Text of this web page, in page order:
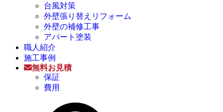
台風対策
外壁張り替えリフォーム
外壁の補修工事
アパート塗装
職人紹介
施工事例
無料お見積
保証
費用